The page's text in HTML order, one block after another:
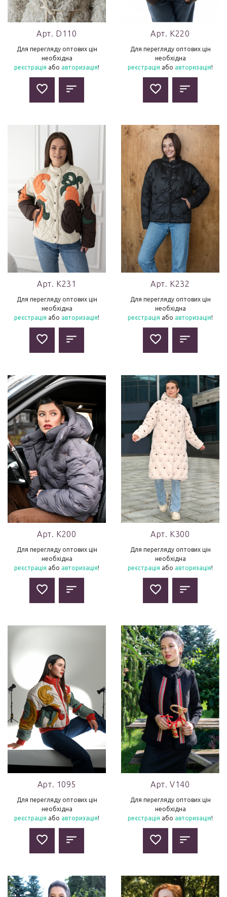
Арт. D110
Для перегляду оптових цін
необхідна
реєстрація або авторизація!
Арт. K220
Для перегляду оптових цін
необхідна
реєстрація або авторизація!
Арт. K231
Для перегляду оптових цін
необхідна
реєстрація або авторизація!
Арт. K232
Для перегляду оптових цін
необхідна
реєстрація або авторизація!
Арт. K200
Для перегляду оптових цін
необхідна
реєстрація або авторизація!
Арт. K300
Для перегляду оптових цін
необхідна
реєстрація або авторизація!
Арт. 1095
Для перегляду оптових цін
необхідна
реєстрація або авторизація!
Арт. V140
Для перегляду оптових цін
необхідна
реєстрація або авторизація!